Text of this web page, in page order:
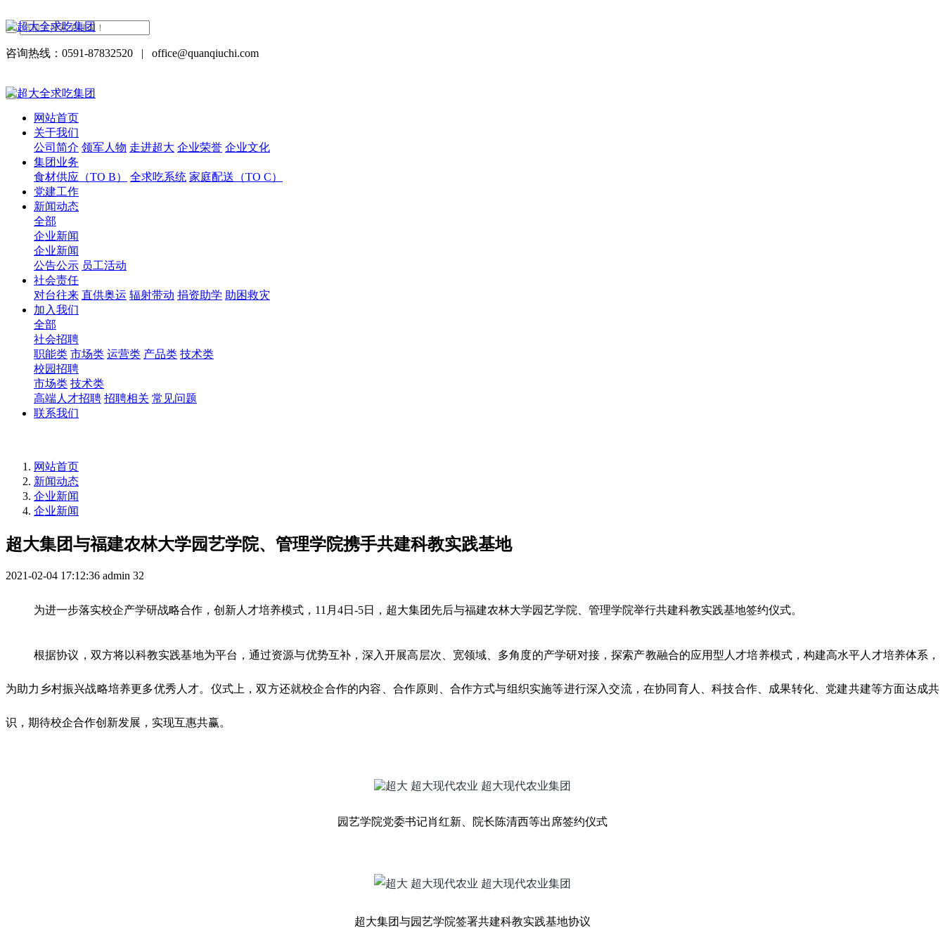
咨询热线：0591-87832520 | office@quanqiuchi.com
网站首页
关于我们
公司简介 领军人物 走进超大 企业荣誉 企业文化
集团业务
食材供应（TO B）
全求吃系统 家庭配送（TO C）
党建工作
新闻动态
全部
企业新闻
企业新闻
公告公示 员工活动
社会责任
对台往来 直供奥运 辐射带动 捐资助学 助困救灾
加入我们
全部
社会招聘
职能类 市场类 运营类 产品类 技术类
校园招聘
市场类 技术类
高端人才招聘 招聘相关 常见问题
联系我们
网站首页
新闻动态
企业新闻
企业新闻
超大集团与福建农林大学园艺学院、管理学院携手共建科教实践基地
2021-02-04 17:12:36 admin 32
为进一步落实校企产学研战略合作，创新人才培养模式，11月4日-5日，超大集团先后与福建农林大学园艺学院、管理学院举行共建科教实践基地签约仪式。
根据协议，双方将以科教实践基地为平台，通过资源与优势互补，深入开展高层次、宽领域、多角度的产学研对接，探索产教融合的应用型人才培养模式，构建高水平人才培养体系，
为助力乡村振兴战略培养更多优秀人才。仪式上，双方还就校企合作的内容、合作原则、合作方式与组织实施等进行深入交流，在协同育人、科技合作、成果转化、党建共建等方面达成共
识，期待校企合作创新发展，实现互惠共赢。
园艺学院党委书记肖红新、院长陈清西等出席签约仪式
超大集团与园艺学院签署共建科教实践基地协议